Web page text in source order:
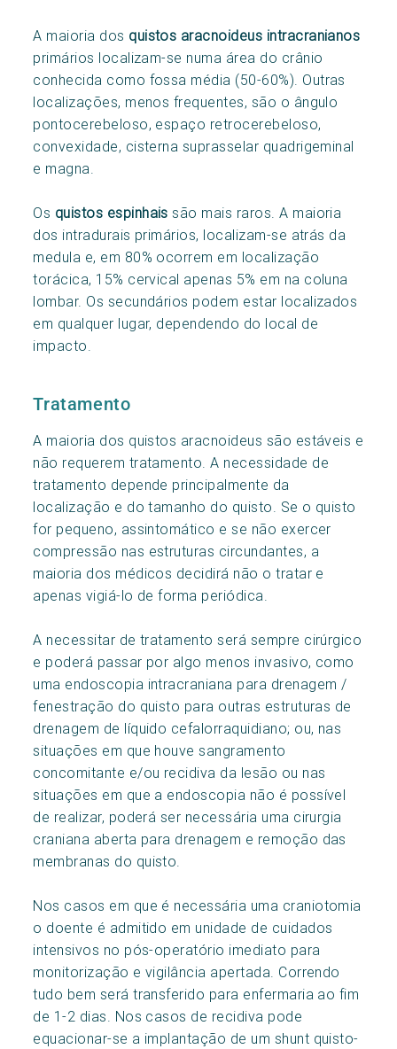
A maioria dos quistos aracnoideus intracranianos
primários localizam-se numa área do crânio
conhecida como fossa média (50-60%). Outras
localizações, menos frequentes, são o ângulo
pontocerebeloso, espaço retrocerebeloso,
convexidade, cisterna suprasselar quadrigeminal
e magna.
Os quistos espinhais são mais raros. A maioria
dos intradurais primários, localizam-se atrás da
medula e, em 80% ocorrem em localização
torácica, 15% cervical apenas 5% em na coluna
lombar. Os secundários podem estar localizados
em qualquer lugar, dependendo do local de
impacto.
Tratamento
A maioria dos quistos aracnoideus são estáveis ​​e
não requerem tratamento. A necessidade de
tratamento depende principalmente da
localização e do tamanho do quisto. Se o quisto
for pequeno, assintomático e se não exercer
compressão nas estruturas circundantes, a
maioria dos médicos decidirá não o tratar e
apenas vigiá-lo de forma periódica.
A necessitar de tratamento será sempre cirúrgico
e poderá passar por algo menos invasivo, como
uma endoscopia intracraniana para drenagem /
fenestração do quisto para outras estruturas de
drenagem de líquido cefalorraquidiano; ou, nas
situações em que houve sangramento
concomitante e/ou recidiva da lesão ou nas
situações em que a endoscopia não é possível
de realizar, poderá ser necessária uma cirurgia
craniana aberta para drenagem e remoção das
membranas do quisto.
Nos casos em que é necessária uma craniotomia
o doente é admitido em unidade de cuidados
intensivos no pós-operatório imediato para
monitorização e vigilância apertada. Correndo
tudo bem será transferido para enfermaria ao fim
de 1-2 dias. Nos casos de recidiva pode
equacionar-se a implantação de um shunt quisto-